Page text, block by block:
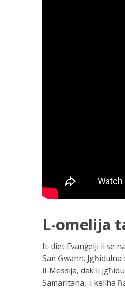
L-omelija
It-tliet Evanġelji li se
San Ġwann.
il-Messija, dak li
Samaritana, li kellha